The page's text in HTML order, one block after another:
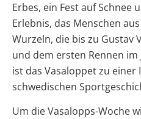
Erbes, ein Fest auf Schnee
Erlebnis, das Menschen
Wurzeln, die bis zu Gustav
und dem ersten Rennen im
ist das Vasaloppet zu
schwedischen
Um die Vasalopps-Woche